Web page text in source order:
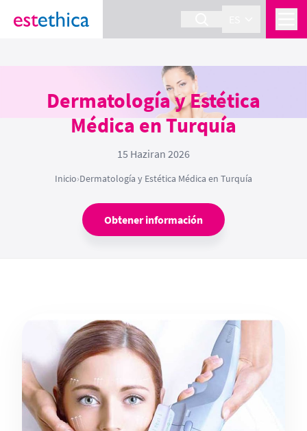
Dermatología y Estética
Médica en Turquía
15 Haziran 2026
Inicio›Dermatología y Estética Médica en Turquía
Obtener información